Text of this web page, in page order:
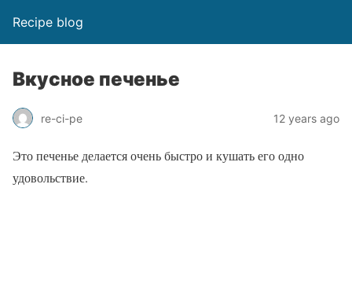
Recipe blog
Вкусное печенье
re-ci-pe 12 years ago
Это печенье делается очень быстро и кушать его одно
удовольствие.